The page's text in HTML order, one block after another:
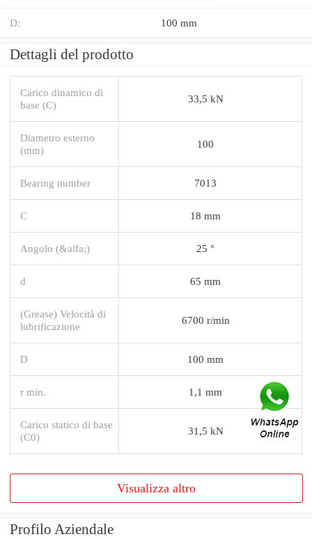
D: 100 mm
Dettagli del prodotto
Carico dinamico di
base (C)
33,5 kN
Diametro esterno
(mm)
100
Bearing number 7013
C 18 mm
Angolo (&alfa;) 25 °
d 65 mm
(Grease) Velocità di
lubrificazione
6700 r/min
D 100 mm
r min. 1,1 mm
Carico statico di base
(C0)
31,5 kN
Visualizza altro
Profilo Aziendale